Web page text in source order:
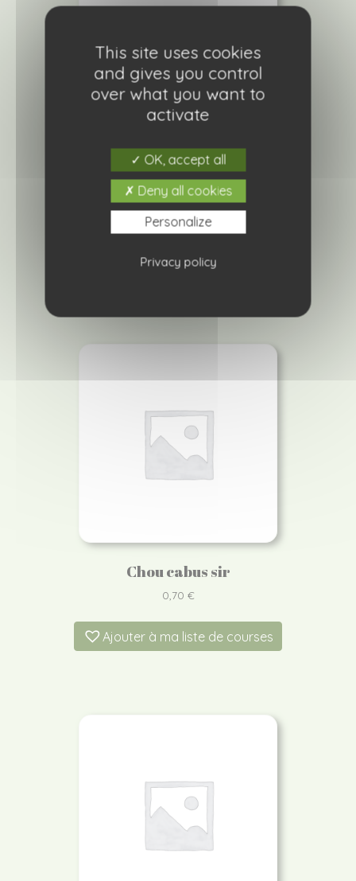
Aubergine Rania
2,10€
Ajouter à ma liste de courses
Chou cabus sir
0,70 €
Ajouter à ma liste de courses
This site uses cookies
and gives you control
over what you want to
activate
OK, accept all
Deny all cookies
Personalize
Privacy policy